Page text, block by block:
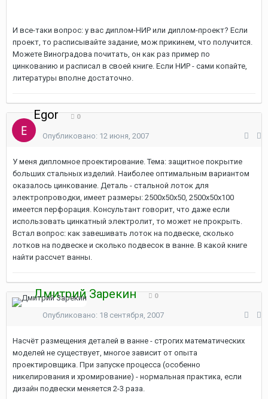
И все-таки вопрос: у вас диплом-НИР или диплом-проект? Если
проект, то расписывайте задание, мож прикинем, что получится.
Можете Виноградова почитать, он как раз пример по
цинкованию и расписал в своей книге. Если НИР - сами копайте,
литературы вполне достаточно.
Egor 0
Опубликовано: 12 июня, 2007
У меня дипломное проектирование. Тема: защитное покрытие
больших стальных изделий. Наиболее оптимальным вариантом
оказалось цинкование. Деталь - стальной лоток для
электропроводки, имеет размеры: 2500х50х50, 2500х50х100
имеется перфорация. Консультант говорит, что даже если
использовать цинкатный электролит, то может не прокрыть.
Встал вопрос: как завешивать лоток на подвеске, сколько
лотков на подвеске и сколько подвесок в ванне. В какой книге
найти рассчет ванны.
Дмитрий Зарекин 0
Опубликовано: 18 сентября, 2007
Насчёт размещения деталей в ванне - строгих математических
моделей не существует, многое зависит от опыта
проектировщика. При запуске процесса (особенно
никелирования и хромирование) - нормальная практика, если
дизайн подвески меняется 2-3 раза.